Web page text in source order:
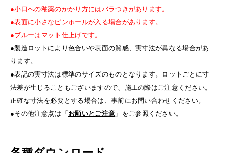
●小口への釉薬のかかり方にはバラつきがあります。
●表面に小さなピンホールが入る場合があります。
●ブルーはマット仕上げです。
●製造ロットにより色合いや表面の質感、実寸法が異なる場合があ
ります。
●表記の実寸法は標準のサイズのものとなります。ロットごとに寸
法差が生じることもございますので、施工の際はご注意ください。
正確な寸法を必要とする場合は、事前にお問い合わせください。
●その他注意点は「お願いとご注意 」をご参照ください。